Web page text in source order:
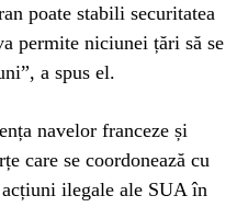
poate stabili securitatea
permite niciunei țări să se
a spus el.
navelor franceze și
care se coordonează cu
ilegale ale SUA în